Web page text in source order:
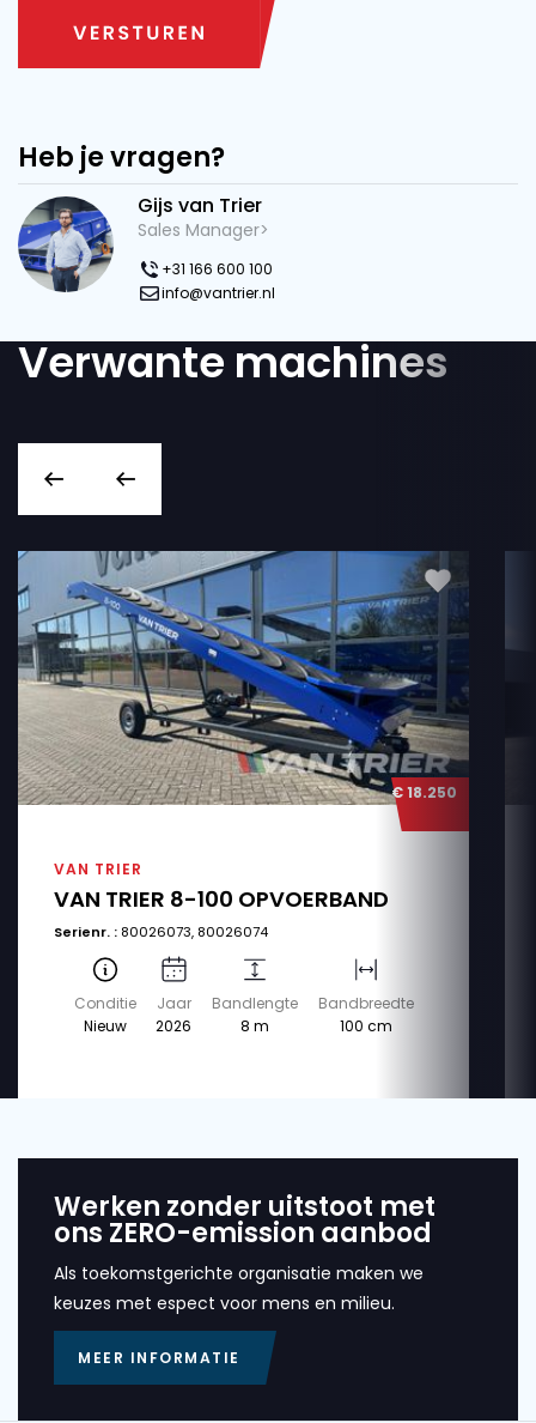
Heb je vragen?
Gijs van Trier
Sales Manager>
+31 166 600 100
info@vantrier.nl
Verwante machines
€ 18.250
VAN TRIER
VAN TRIER 8-100 OPVOERBAND
Serienr. : 80026073, 80026074
Conditie
Nieuw
Jaar
2026
Bandlengte
8 m
Bandbreedte
100 cm
Werken zonder uitstoot met
ons ZERO-emission aanbod
Als toekomstgerichte organisatie maken we
keuzes met espect voor mens en milieu.
MEER INFORMATIE